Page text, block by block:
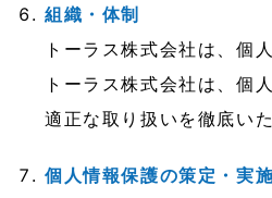
組織・体制
トーラス株式会社は、個
トーラス株式会社は、個
適正な取り扱いを徹底いた
個人情報保護の策定・実